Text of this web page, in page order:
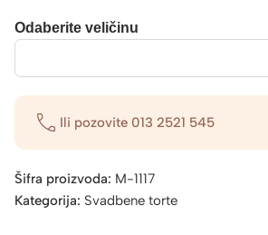
Odaberite veličinu
Ili pozovite 013 2521 545
Šifra proizvoda: M-1117
Kategorija: Svadbene torte